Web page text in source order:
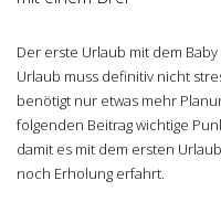
Der erste Urlaub mit dem
Urlaub muss definitiv nicht
benötigt nur etwas mehr
folgenden Beitrag wichtige
damit es mit dem ersten
noch Erholung erfahrt.